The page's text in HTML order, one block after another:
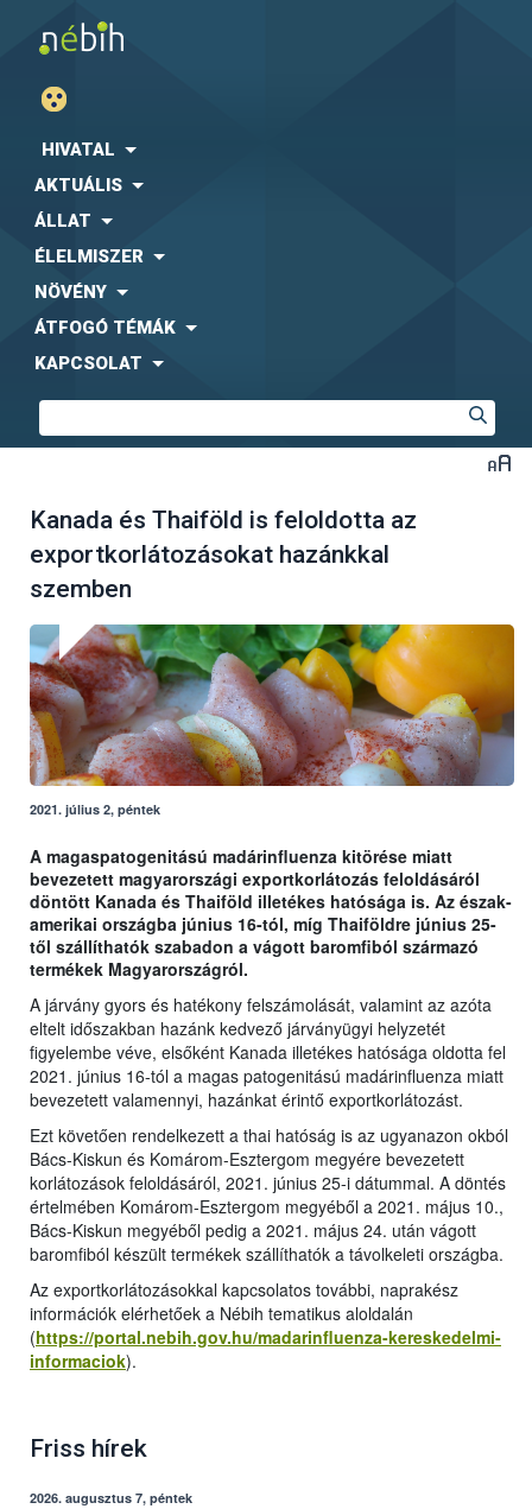
HIVATAL
AKTUÁLIS
ÁLLAT
ÉLELMISZER
NÖVÉNY
ÁTFOGÓ TÉMÁK
KAPCSOLAT
Kanada és Thaiföld is feloldotta az
exportkorlátozásokat hazánkkal
szemben
2021. július 2, péntek
A magaspatogenitású madárinfluenza kitörése miatt
bevezetett magyarországi exportkorlátozás feloldásáról
döntött Kanada és Thaiföld illetékes hatósága is. Az észak-
amerikai országba június 16-tól, míg Thaiföldre június 25-
től szállíthatók szabadon a vágott baromfiból származó
termékek Magyarországról.
A járvány gyors és hatékony felszámolását, valamint az azóta
eltelt időszakban hazánk kedvező járványügyi helyzetét
figyelembe véve, elsőként Kanada illetékes hatósága oldotta fel
2021. június 16-tól a magas patogenitású madárinfluenza miatt
bevezetett valamennyi, hazánkat érintő exportkorlátozást.
Ezt követően rendelkezett a thai hatóság is az ugyanazon okból
Bács-Kiskun és Komárom-Esztergom megyére bevezetett
korlátozások feloldásáról, 2021. június 25-i dátummal. A döntés
értelmében Komárom-Esztergom megyéből a 2021. május 10.,
Bács-Kiskun megyéből pedig a 2021. május 24. után vágott
baromfiból készült termékek szállíthatók a távolkeleti országba.
Az exportkorlátozásokkal kapcsolatos további, naprakész
információk elérhetőek a Nébih tematikus aloldalán
(https://portal.nebih.gov.hu/madarinfluenza-kereskedelmi-
informaciok).
Friss hírek
2026. augusztus 7, péntek